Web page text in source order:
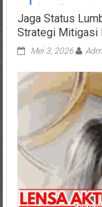
Jaga Status
Strategi Mitigasi
Mei 3, 2026